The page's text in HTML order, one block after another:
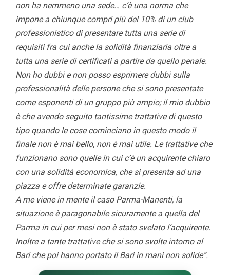
non ha nemmeno una sede… c’è una norma che
impone a chiunque compri più del 10% di un club
professionistico di presentare tutta una serie di
requisiti fra cui anche la solidità finanziaria oltre a
tutta una serie di certificati a partire da quello penale.
Non ho dubbi e non posso esprimere dubbi sulla
professionalità delle persone che si sono presentate
come esponenti di un gruppo più ampio; il mio dubbio
è che avendo seguito tantissime trattative di questo
tipo quando le cose cominciano in questo modo il
finale non è mai bello, non è mai utile. Le trattative che
funzionano sono quelle in cui c’è un acquirente chiaro
con una solidità economica, che si presenta ad una
piazza e offre determinate garanzie.
A me viene in mente il caso Parma-Manenti, la
situazione è paragonabile sicuramente a quella del
Parma in cui per mesi non è stato svelato l’acquirente.
Inoltre a tante trattative che si sono svolte intorno al
Bari che poi hanno portato il Bari in mani non solide”.